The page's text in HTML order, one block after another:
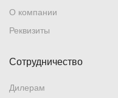
О компании
Реквизиты
Сотрудничество
Дилерам